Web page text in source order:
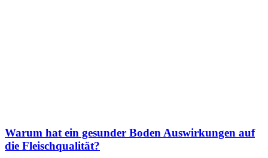
Warum hat ein gesunder Boden Auswirkungen auf
die Fleischqualität?